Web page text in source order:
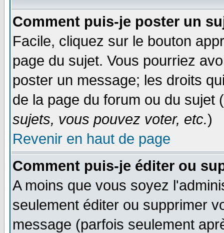
Comment puis-je poster un
Facile, cliquez sur le bouton
page du sujet. Vous pourriez
poster un message; les droits
de la page du forum ou du sujet
sujets, vous pouvez voter, etc.)
Revenir en haut de page
Comment puis-je éditer ou
A moins que vous soyez
seulement éditer ou supprimer
message (parfois seulement